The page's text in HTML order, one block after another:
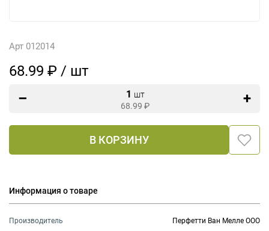
Арт 012014
68.99 ₽ / шт
1 шт
68.99 ₽
В КОРЗИНУ
Информация о товаре
Производитель Перфетти Ван Мелле ООО